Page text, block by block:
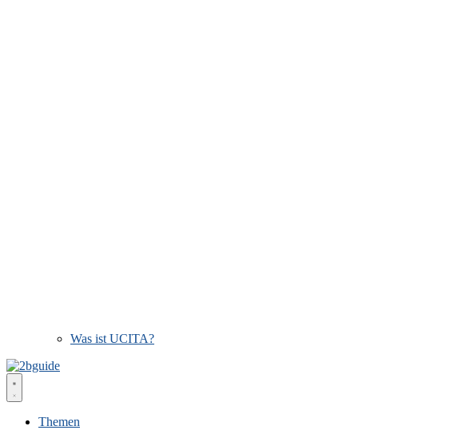
Was ist UCITA?
Themen